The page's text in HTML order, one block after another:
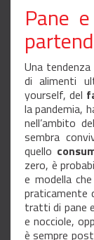
Pane
Una
di alimenti
yourself, del
la pandemia,
nell’ambito
sembra
quello
zero, è
e modella
praticamente
tratti di pane
e nocciole,
è sempre